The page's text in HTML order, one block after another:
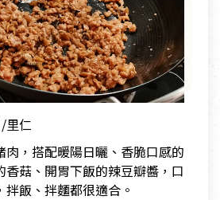
仁
肉，搭配暖陽日曬、香脆口感的
香菇、開胃下飯的辣豆瓣醬，口
飯、拌麵都很適合。